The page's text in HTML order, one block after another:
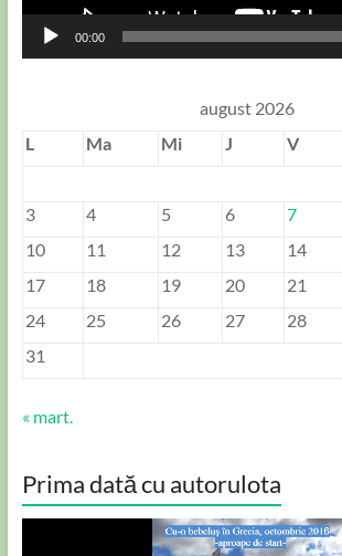
00:00
august 2026
L
Ma Mi J V
3
4 5 6 7
10
11 12 13 14
17
18 19 20 21
24
25 26 27 28
31
« mart.
Prima dată cu autorulota